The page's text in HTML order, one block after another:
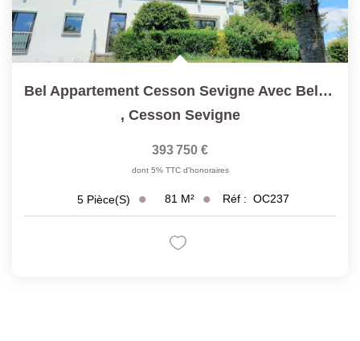
Bel Appartement Cesson Sevigne Avec Belle Terrasse Sud...
, Cesson Sevigne
393 750 €
dont 5% TTC d'honoraires
5 Pièce(s) 81 M² Réf : OC237